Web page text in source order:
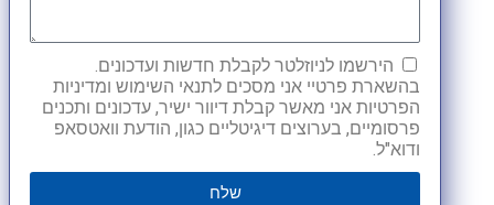
הירשמו לניוזלטר לקבלת חדשות ועדכונים.
בהשארת פרטיי אני מסכים לתנאי השימוש ומדיניות
הפרטיות אני מאשר קבלת דיוור ישיר, עדכונים ותכנים
פרסומיים, בערוצים דיגיטליים כגון, הודעת וואטסאפ
ודוא"ל.
שלח